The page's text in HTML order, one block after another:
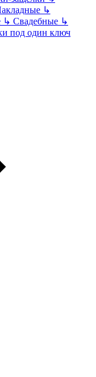
↳
↳ Свадебные ↳
под один ключ